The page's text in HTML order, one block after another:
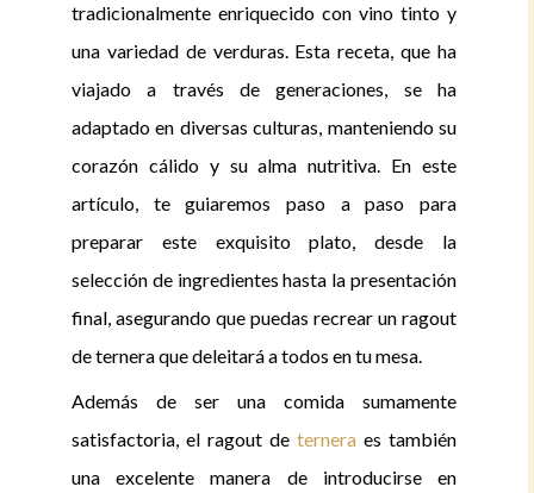
tradicionalmente enriquecido con vino tinto y
una variedad de verduras. Esta receta, que ha
viajado a través de generaciones, se ha
adaptado en diversas culturas, manteniendo su
corazón cálido y su alma nutritiva. En este
artículo, te guiaremos paso a paso para
preparar este exquisito plato, desde la
selección de ingredientes hasta la presentación
final, asegurando que puedas recrear un ragout
de ternera que deleitará a todos en tu mesa.
Además de ser una comida sumamente
satisfactoria, el ragout de ternera es también
una excelente manera de introducirse en